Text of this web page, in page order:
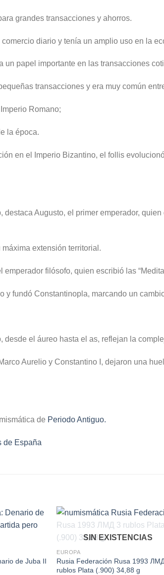
grandes transacciones y ahorros.
diario y tenía un amplio uso en la
un papel importante en las transacciones
transacciones y era muy común
Romano;
la época.
en el Imperio Bizantino, el follis
Augusto, el primer emperador,
extensión territorial.
filósofo, quien escribió las
y fundó Constantinopla, marcando un
el áureo hasta el as, reflejan la
Aurelio y Constantino I, dejaron una
de Periodo Antiguo.
de España
a la
de Juba II
a
SIN EXISTENCIAS
EUROPA
Rusia Federación Rusa 1993
rublos Plata (.900) 34,88 g